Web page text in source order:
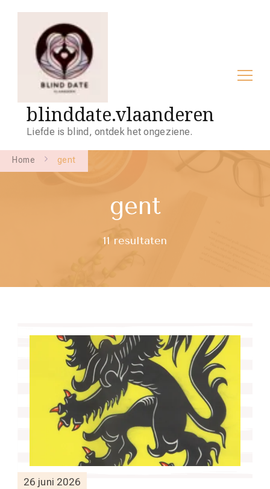
blinddate.vlaanderen
Liefde is blind, ontdek het ongeziene.
Home gent
gent
11 resultaten
26 juni 2026